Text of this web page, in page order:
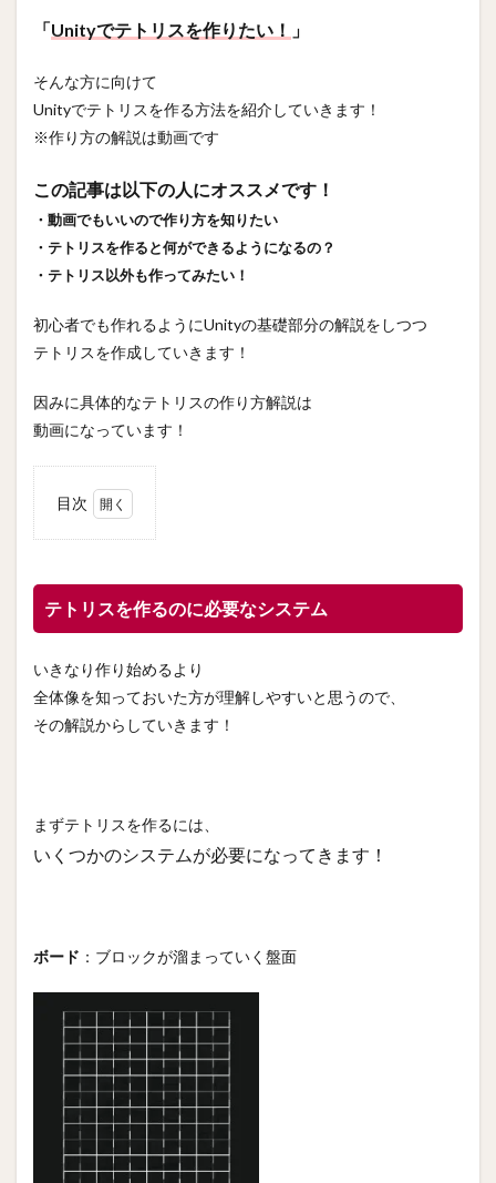
「Unityでテトリスを作りたい！ 」
そんな方に向けて
Unityでテトリスを作る方法を紹介していきます！
※作り方の解説は動画です
この記事は以下の人にオススメです！
・動画でもいいので作り方を知りたい
・テトリスを作ると何ができるようになるの？
・テトリス以外も作ってみたい！
初心者でも作れるようにUnityの基礎部分の解説をしつつ
テトリスを作成していきます！
因みに具体的なテトリスの作り方解説は
動画になっています！
目次
るの
に必
シス
テム
2
作る
とで
きる
Unity
でテ
トリ
スを
作る
具体
的な
方法
テトリスを作るのに必要なシステム
いきなり作り始めるより
全体像を知っておいた方が理解しやすいと思うので、
その解説からしていきます！
まずテトリスを作るには、
いくつかのシステムが必要になってきます！
ボード ：ブロックが溜まっていく盤面